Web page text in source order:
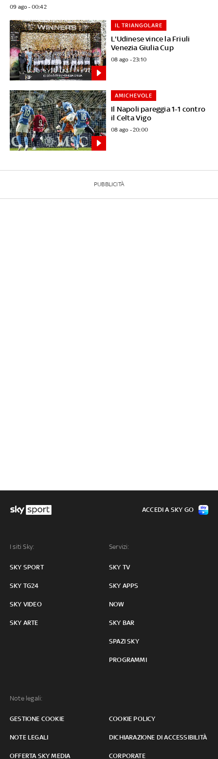
09 ago - 00:42
L'Udinese vince la Friuli
Venezia Giulia Cup
IL TRIANGOLARE
08 ago - 23:10
Il Napoli pareggia 1-1 contro
il Celta Vigo
AMICHEVOLE
08 ago - 20:00
PUBBLICITÀ
I siti Sky:
SKY SPORT
SKY TG24
SKY VIDEO
SKY ARTE
Servizi:
SKY TV
SKY APPS
NOW
SKY BAR
SPAZI SKY
PROGRAMMI
Note legali:
GESTIONE COOKIE COOKIE POLICY
NOTE LEGALI DICHIARAZIONE DI ACCESSIBILITÀ
OFFERTA SKY MEDIA CORPORATE
ACCEDI A SKY GO